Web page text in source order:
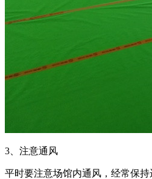
3、注意通风
平时要注意场馆内通风，经常保